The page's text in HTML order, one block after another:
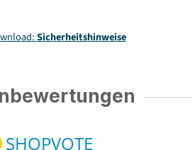
Sicherheitshinweise